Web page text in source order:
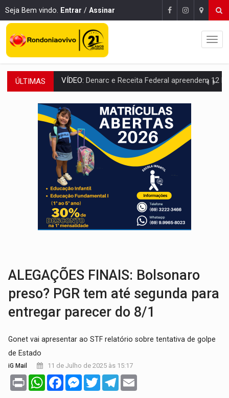
Seja Bem vindo. Entrar / Assinar
ÚLTIMAS OPERAÇÃO DA PC:Membros do CV são presos com armas e drogas após
ENTRADA GRATUITA:Espetáculo As Marias Somos Nós será
VÍDEO:Três são presos após furto de motocicleta em frente
CELEBRAÇÃO:Cerejeiras completa 43 anos de emancipação com
SAÚDE:Anvisa desmente boato sobre presença de plástico ou
VÍDEO: Pitbulls fogem de residência e atacam casal de idosos
AÇÃO CONJUNTA: Forças policiais apreendem cerca de 1kg de
PF ESTÁ APURANDO: Flávio Bolsonaro escolhe Alfredo Gaspar como vice, alvo de
VÍDEO:
ALEGAÇÕES FINAIS: Bolsonaro
preso? PGR tem até segunda para
entregar parecer do 8/1
Gonet vai apresentar ao STF relatório sobre tentativa de golpe
de Estado
iG Mail 11 de Julho de 2025 às 15:17
Print WhatsAppFacebookMessenger
TwitterTelegram